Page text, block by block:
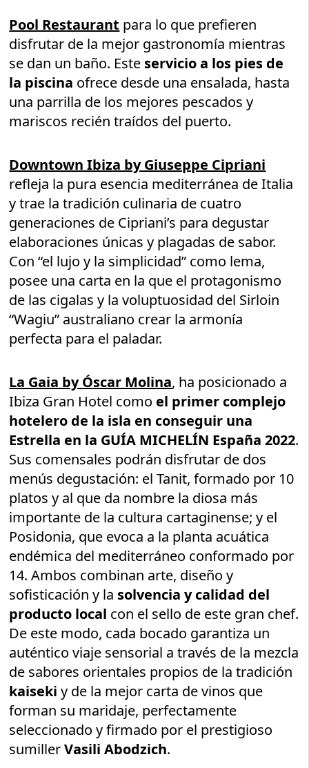
Pool Restaurant para lo que prefieren
disfrutar de la mejor gastronomía mientras
se dan un baño. Este servicio a los pies de
la piscina ofrece desde una ensalada, hasta
una parrilla de los mejores pescados y
mariscos recién traídos del puerto.
Downtown Ibiza by Giuseppe Cipriani
refleja la pura esencia mediterránea de Italia
y trae la tradición culinaria de cuatro
generaciones de Cipriani’s para degustar
elaboraciones únicas y plagadas de sabor.
Con “el lujo y la simplicidad” como lema,
posee una carta en la que el protagonismo
de las cigalas y la voluptuosidad del Sirloin
“Wagiu” australiano crear la armonía
perfecta para el paladar.
La Gaia by Óscar Molina, ha posicionado a
Ibiza Gran Hotel como el primer complejo
hotelero de la isla en conseguir una
Estrella en la GUÍA MICHELÍN España 2022.
Sus comensales podrán disfrutar de dos
menús degustación: el Tanit, formado por 10
platos y al que da nombre la diosa más
importante de la cultura cartaginense; y el
Posidonia, que evoca a la planta acuática
endémica del mediterráneo conformado por
14. Ambos combinan arte, diseño y
sofisticación y la solvencia y calidad del
producto local con el sello de este gran chef.
De este modo, cada bocado garantiza un
auténtico viaje sensorial a través de la mezcla
de sabores orientales propios de la tradición
kaiseki y de la mejor carta de vinos que
forman su maridaje, perfectamente
seleccionado y firmado por el prestigioso
sumillerVasili Abodzich.